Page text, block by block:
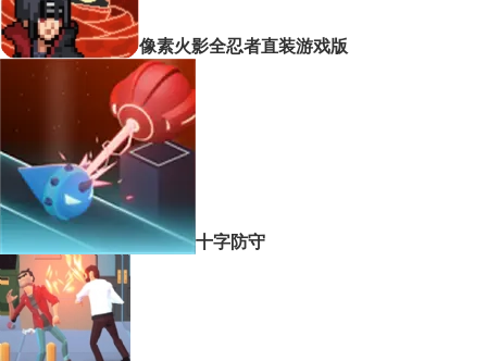
像素火影全忍者直装游戏版
十字防守